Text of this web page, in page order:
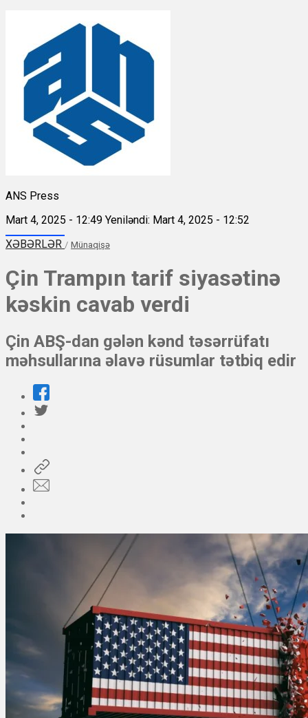
ANS Press
Mart 4, 2025 - 12:49 Yeniləndi: Mart 4, 2025 - 12:52
XƏBƏRLƏR / Münaqişə
Çin Trampın tarif siyasətinə
kəskin cavab verdi
Çin ABŞ-dan gələn kənd təsərrüfatı
məhsullarına əlavə rüsumlar tətbiq edir